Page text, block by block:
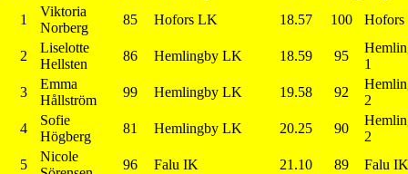
1
Viktoria
Norberg
85 Hofors LK 18.57 100
2
Liselotte
Hellsten
86 Hemlingby LK 18.59 95
1
3
Emma
Hållström
99 Hemlingby LK 19.58 92
2
4
Sofie
Högberg
81 Hemlingby LK 20.25 90
2
5
Nicole
96 Falu IK 21.10 89 Falu IK